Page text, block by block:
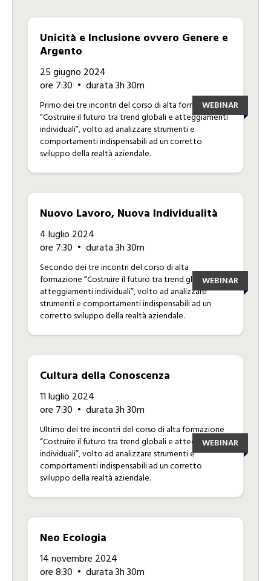
Unicità e Inclusione ovvero Genere e
Argento
25 giugno 2024
ore 7:30 • durata 3h 30m
Primo dei tre incontri del corso di alta formazione
“Costruire il futuro tra trend globali e atteggiamenti
individuali”, volto ad analizzare strumenti e
comportamenti indispensabili ad un corretto
sviluppo della realtà aziendale.
WEBINAR
Nuovo Lavoro, Nuova Individualità
4 luglio 2024
ore 7:30 • durata 3h 30m
Secondo dei tre incontri del corso di alta
formazione “Costruire il futuro tra trend globali e
atteggiamenti individuali”, volto ad analizzare
strumenti e comportamenti indispensabili ad un
corretto sviluppo della realtà aziendale.
WEBINAR
Cultura della Conoscenza
11 luglio 2024
ore 7:30 • durata 3h 30m
Ultimo dei tre incontri del corso di alta formazione
“Costruire il futuro tra trend globali e atteggiamenti
individuali”, volto ad analizzare strumenti e
comportamenti indispensabili ad un corretto
sviluppo della realtà aziendale.
WEBINAR
Neo Ecologia
14 novembre 2024
ore 8:30 • durata 3h 30m